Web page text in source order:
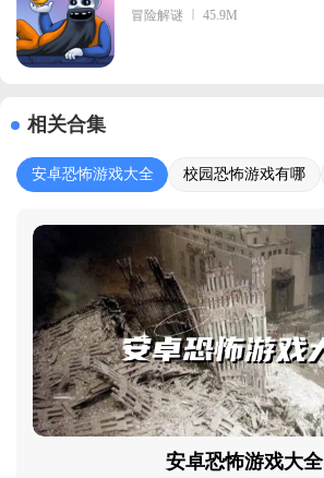
冒险解谜 45.9M
相关合集
安卓恐怖游戏大全
校园恐怖游戏有哪
安卓恐怖游戏大全